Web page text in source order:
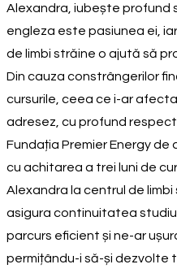
Alexandra, iubește profund
engleza este pasiunea ei,
de limbi străine o ajută să
Din cauza constrângerilor
cursurile, ceea ce i-ar
adresez, cu profund
Fundația Premier Energy de
cu achitarea a trei luni de
Alexandra la centrul de
asigura continuitatea
parcurs eficient și ne-ar
permițându-i să-și dezvolte